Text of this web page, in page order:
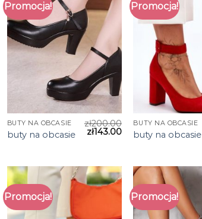
Promocja!
BUTY NA OBCASIE
buty na obcasie
zł200.00
zł143.00
Promocja!
BUTY NA OBCASIE
buty na obcasie
Promocja! Promocja!